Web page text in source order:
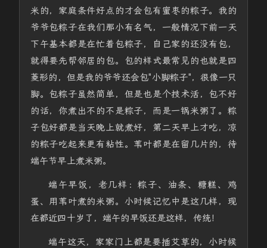
米的，家庭条件好点的才会包有蜜枣的粽子。我的
爷爷包粽子在我们那小有名气，一般情况下前一天
下午基本都是在忙着包粽子，自己家的还没有包，
就得要先帮邻居的包。包的样式最常见的也就是四
菱形的，但是我的爷爷还会包"小脚粽子"，很像一只
脚。包粽子虽然简单，但是也是个技术活，包不好
的话，你煮出不的不是粽子，而是一锅米粥了。粽
子包好都是当天晚上就煮好，第二天早上才吃，凉
的粽子吃起来更有粘性。苇叶都是在留几片的，待
端午节早上煮米粥。
端午早饭，老几样：粽子、油条、糖糕、鸡
蛋、用苇叶煮的米粥。小时候记忆中是这几样，现
在都近四十岁了，端午的早饭还是这样，传统！
端午这天，家家门上都是要插艾草的，小时候